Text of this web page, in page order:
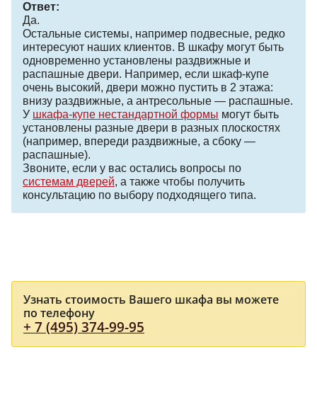
Ответ:
Да.
Остальные системы, например подвесные, редко
интересуют наших клиентов. В шкафу могут быть
одновременно установлены раздвижные и
распашные двери. Например, если шкаф-купе
очень высокий, двери можно пустить в 2 этажа:
внизу раздвижные, а антресольные — распашные.
У шкафа-купе нестандартной формы могут быть
установлены разные двери в разных плоскостях
(например, впереди раздвижные, а сбоку —
распашные).
Звоните, если у вас остались вопросы по
системам дверей, а также чтобы получить
консультацию по выбору подходящего типа.
Узнать стоимость Вашего шкафа вы можете
по телефону
+ 7 (495) 374-99-95